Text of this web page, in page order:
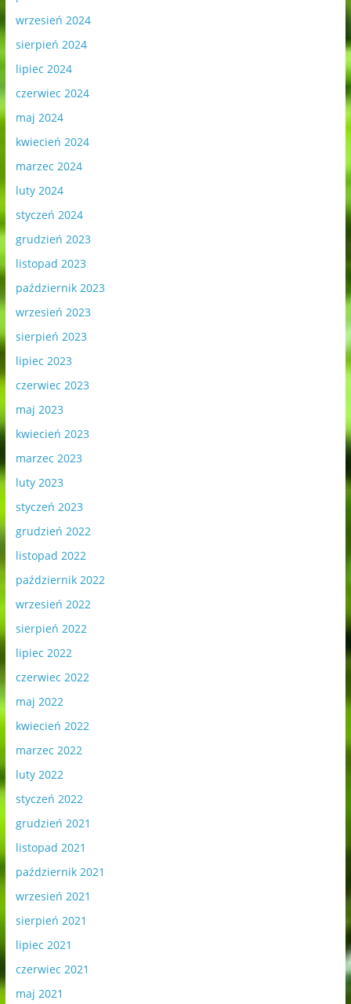
wrzesień 2024
sierpień 2024
lipiec 2024
czerwiec 2024
maj 2024
kwiecień 2024
marzec 2024
luty 2024
styczeń 2024
grudzień 2023
listopad 2023
październik 2023
wrzesień 2023
sierpień 2023
lipiec 2023
czerwiec 2023
maj 2023
kwiecień 2023
marzec 2023
luty 2023
styczeń 2023
grudzień 2022
listopad 2022
październik 2022
wrzesień 2022
sierpień 2022
lipiec 2022
czerwiec 2022
maj 2022
kwiecień 2022
marzec 2022
luty 2022
styczeń 2022
grudzień 2021
listopad 2021
październik 2021
wrzesień 2021
sierpień 2021
lipiec 2021
czerwiec 2021
maj 2021